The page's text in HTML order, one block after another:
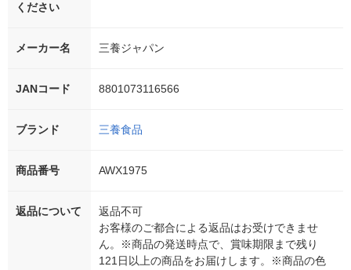
ください
メーカー名 三養ジャパン
JANコード 8801073116566
ブランド 三養食品
商品番号 AWX1975
返品について
返品不可
お客様のご都合による返品はお受けできませ
ん。※商品の発送時点で、賞味期限まで残り
121日以上の商品をお届けします。※商品の色